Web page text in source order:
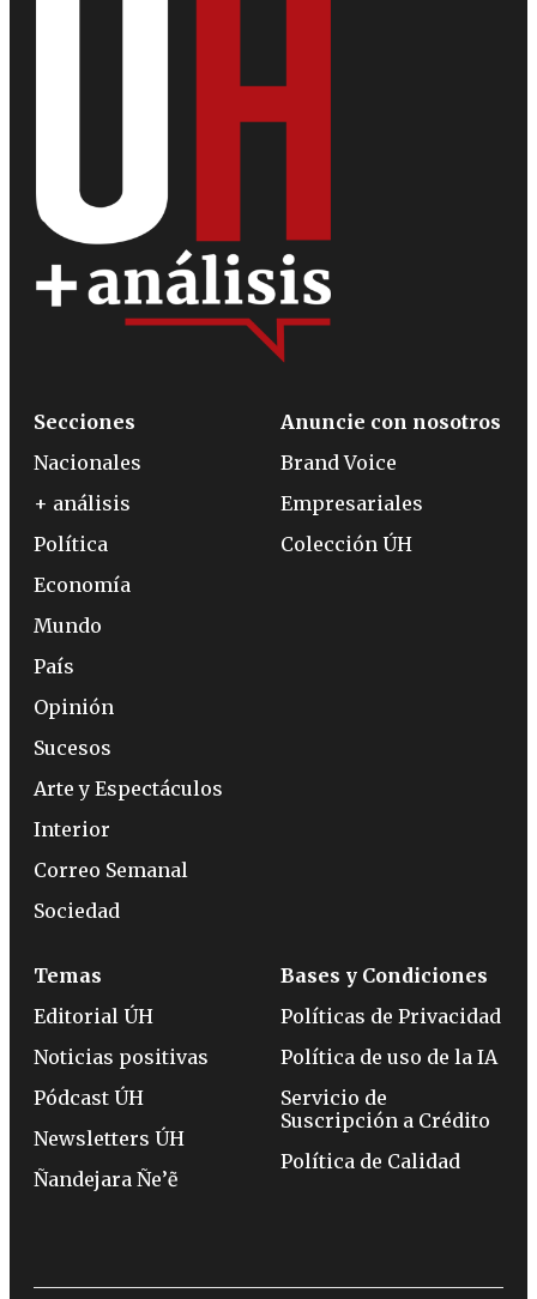
Secciones
Nacionales
+ análisis
Política
Economía
Mundo
País
Opinión
Sucesos
Arte y Espectáculos
Interior
Correo Semanal
Sociedad
Anuncie con nosotros
Brand Voice
Empresariales
Colección ÚH
Temas
Editorial ÚH
Noticias positivas
Pódcast ÚH
Newsletters ÚH
Ñandejara Ñe’ẽ
Bases y Condiciones
Políticas de Privacidad
Política de uso de la IA
Servicio de
Suscripción a Crédito
Política de Calidad